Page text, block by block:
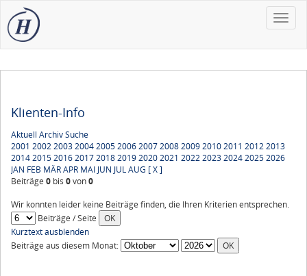
Toggle
Klienten-Info
Aktuell ArchivSuche
2001 2002200320042005200620072008200920102011 20122013
20142015201620172018201920202021 20222023202420252026
JAN FEB MÄRAPR MAI JUN JULAUG [ X ]
Beiträge 0 bis 0von0
Wir konnten leider keine Beiträge finden, die Ihren Kriterien entsprechen.
Beiträge / Seite
Kurztext ausblenden
Beiträge aus diesem Monat: